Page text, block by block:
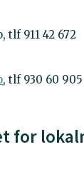
tlf 911 42 672
, tlf 930 60 905
for